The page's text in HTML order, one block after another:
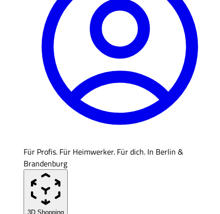
Für Profis. Für Heimwerker. Für dich. In Berlin &
Brandenburg
3D Shopping